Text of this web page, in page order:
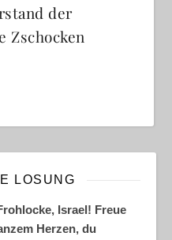
der
Zschocken
LOSUNG
Israel! Freue
Herzen, du